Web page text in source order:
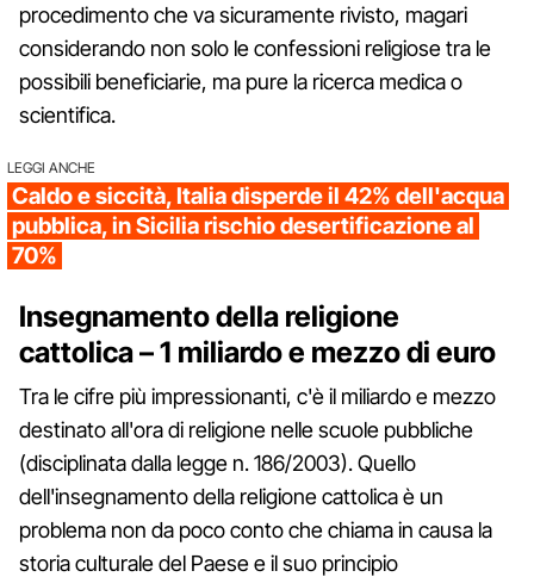
procedimento che va sicuramente rivisto, magari
considerando non solo le confessioni religiose tra le
possibili beneficiarie, ma pure la ricerca medica o
scientifica.
LEGGI ANCHE
Caldo e siccità, Italia disperde il 42% dell'acqua
pubblica, in Sicilia rischio desertificazione al
70%
Insegnamento della religione
cattolica – 1 miliardo e mezzo di euro
Tra le cifre più impressionanti, c'è il miliardo e mezzo
destinato all'ora di religione nelle scuole pubbliche
(disciplinata dalla legge n. 186/2003). Quello
dell'insegnamento della religione cattolica è un
problema non da poco conto che chiama in causa la
storia culturale del Paese e il suo principio